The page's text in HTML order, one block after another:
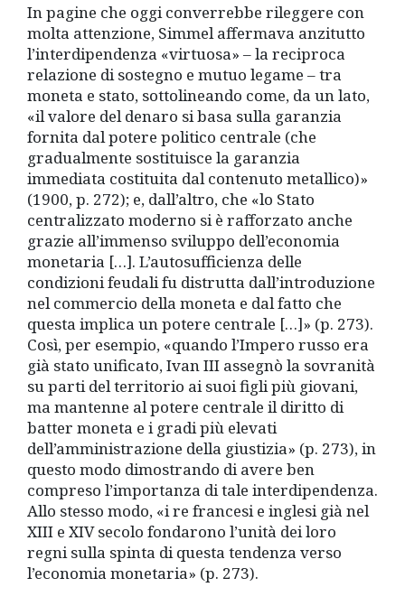
In pagine che oggi converrebbe rileggere con
molta attenzione, Simmel affermava anzitutto
l’interdipendenza «virtuosa» – la reciproca
relazione di sostegno e mutuo legame – tra
moneta e stato, sottolineando come, da un lato,
«il valore del denaro si basa sulla garanzia
fornita dal potere politico centrale (che
gradualmente sostituisce la garanzia
immediata costituita dal contenuto metallico)»
(1900, p. 272); e, dall’altro, che «lo Stato
centralizzato moderno si è rafforzato anche
grazie all’immenso sviluppo dell’economia
monetaria […]. L’autosufficienza delle
condizioni feudali fu distrutta dall’introduzione
nel commercio della moneta e dal fatto che
questa implica un potere centrale […]» (p. 273).
Così, per esempio, «quando l’Impero russo era
già stato unificato, Ivan III assegnò la sovranità
su parti del territorio ai suoi figli più giovani,
ma mantenne al potere centrale il diritto di
batter moneta e i gradi più elevati
dell’amministrazione della giustizia» (p. 273), in
questo modo dimostrando di avere ben
compreso l’importanza di tale interdipendenza.
Allo stesso modo, «i re francesi e inglesi già nel
XIII e XIV secolo fondarono l’unità dei loro
regni sulla spinta di questa tendenza verso
l’economia monetaria» (p. 273).